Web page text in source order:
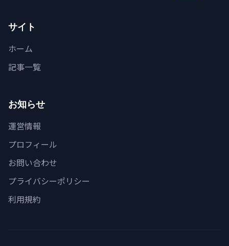
サイト
ホーム
記事一覧
お知らせ
運営情報
プロフィール
お問い合わせ
プライバシーポリシー
利用規約